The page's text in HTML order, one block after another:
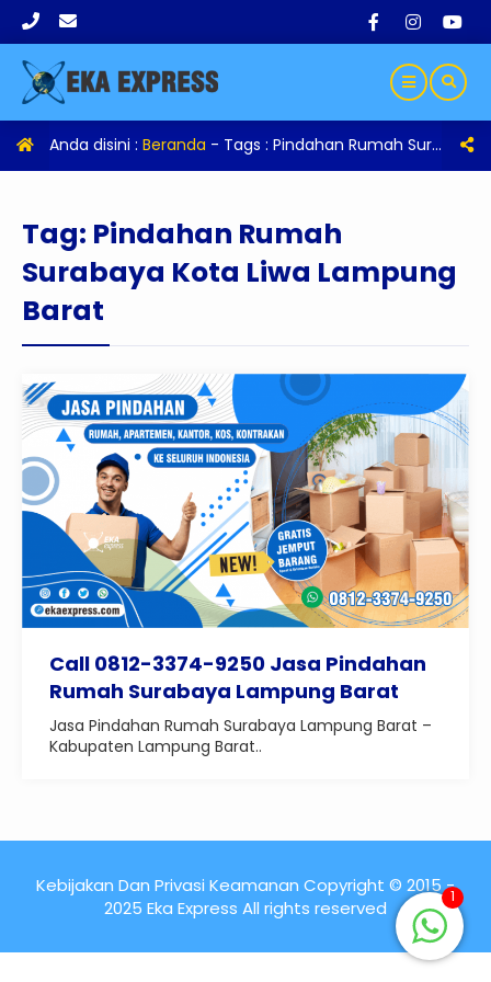
Anda disini : Beranda - Tags : Pindahan Rumah Surabaya Kota Liwa Lampung Barat
Tag: Pindahan Rumah
Surabaya Kota Liwa Lampung
Barat
Call 0812-3374-9250 Jasa Pindahan
Rumah Surabaya Lampung Barat
Jasa Pindahan Rumah Surabaya Lampung Barat –
Kabupaten Lampung Barat..
Kebijakan Dan Privasi Keamanan Copyright © 2015 -
2025 Eka Express All rights reserved
1